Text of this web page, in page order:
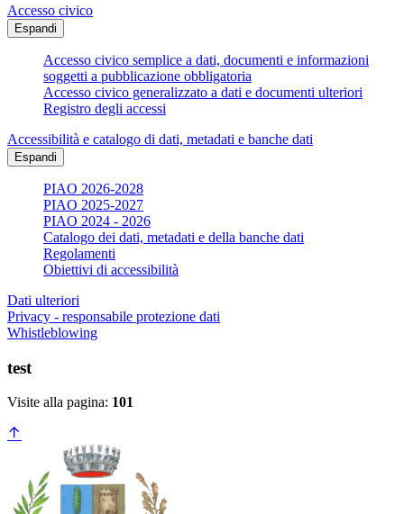
Accesso civico
Espandi
Accesso civico semplice a dati, documenti e informazioni
soggetti a pubblicazione obbligatoria
Accesso civico generalizzato a dati e documenti ulteriori
Registro degli accessi
Accessibilità e catalogo di dati, metadati e banche dati
Espandi
PIAO 2026-2028
PIAO 2025-2027
PIAO 2024 - 2026
Catalogo dei dati, metadati e della banche dati
Regolamenti
Obiettivi di accessibilità
Dati ulteriori
Privacy - responsabile protezione dati
Whistleblowing
test
Visite alla pagina: 101